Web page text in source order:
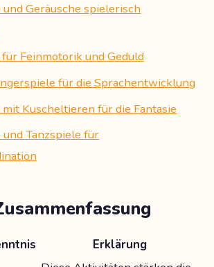
Geräusche spielerisch
Feinmotorik und Geduld
für die Sprachentwicklung
Kuscheltieren für die Fantasie
Tanzspiele für
Erklärung